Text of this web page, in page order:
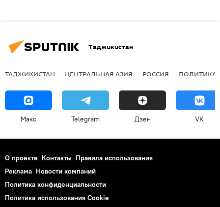
Таджикистан
ТАДЖИКИСТАН ЦЕНТРАЛЬНАЯ АЗИЯ РОССИЯ ПОЛИТИКА
Макс Telegram Дзен VK
О проекте Контакты Правила использования
Реклама Новости компаний
Политика конфиденциальности
Политика использования Cookie